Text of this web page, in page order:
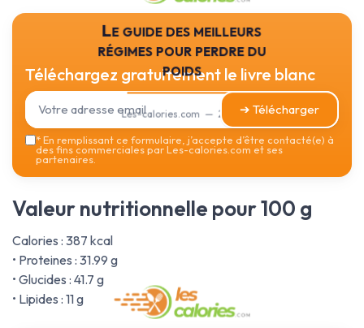
Le guide des meilleurs
régimes pour perdre du
poids
Les-calories.com — 2026
Téléchargez gratuitement le livre blanc
➔ Télécharger
*En remplissant ce formulaire, j’accepte d’être contacté(e) à
des fins commerciales par Les-calories.com et ses
partenaires.
Valeur nutritionnelle pour 100 g
Calories : 387 kcal
• Proteines : 31.99 g
• Glucides : 41.7 g
• Lipides : 11 g